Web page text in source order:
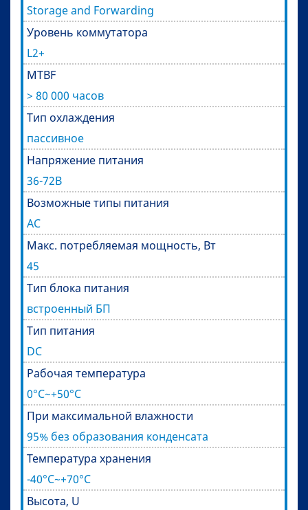
Storage and Forwarding
Уровень коммутатора
L2+
MTBF
> 80 000 часов
Тип охлаждения
пассивное
Напряжение питания
36-72В
Возможные типы питания
AC
Макс. потребляемая мощность, Вт
45
Тип блока питания
встроенный БП
Тип питания
DC
Рабочая температура
0°C~+50°C
При максимальной влажности
95% без образования конденсата
Температура хранения
-40°C~+70°C
Высота, U